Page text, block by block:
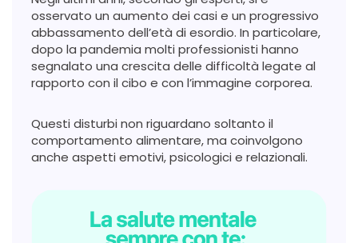
osservato un aumento dei casi e un progressivo
abbassamento dell’età di esordio. In particolare,
dopo la pandemia molti professionisti hanno
segnalato una crescita delle difficoltà legate al
rapporto con il cibo e con l’immagine corporea.
Questi disturbi non riguardano soltanto il
comportamento alimentare, ma coinvolgono
anche aspetti emotivi, psicologici e relazionali.